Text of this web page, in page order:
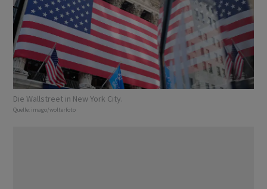
Die Wallstreet in New York City.
Quelle: imago/wolterfoto